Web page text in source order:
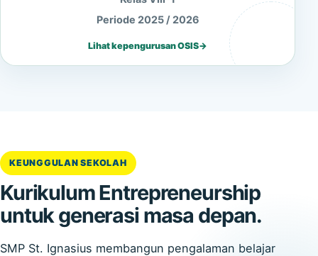
Periode 2025 / 2026
Lihat kepengurusan OSIS→
KEUNGGULAN SEKOLAH
Kurikulum Entrepreneurship
untuk generasi masa depan.
SMP St. Ignasius membangun pengalaman belajar